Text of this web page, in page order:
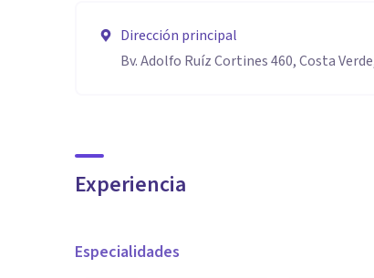
Dirección principal
Bv. Adolfo Ruíz Cortines 460, Costa
Experiencia
Especialidades